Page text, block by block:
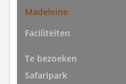
Madeleine
Faciliteiten
Te bezoeken
Safaripark